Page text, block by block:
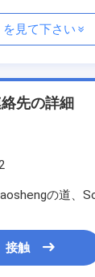
を見て下さい
先の詳細
の道、
接触